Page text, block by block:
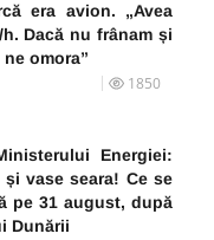
era avion. „Avea
Dacă nu frânam și
omora”
1850
Energiei:
vase seara! Ce se
pe 31 august, după
Dunării